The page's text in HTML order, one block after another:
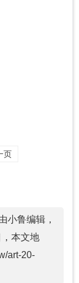
页
小鲁编辑，
本文地
art-20-